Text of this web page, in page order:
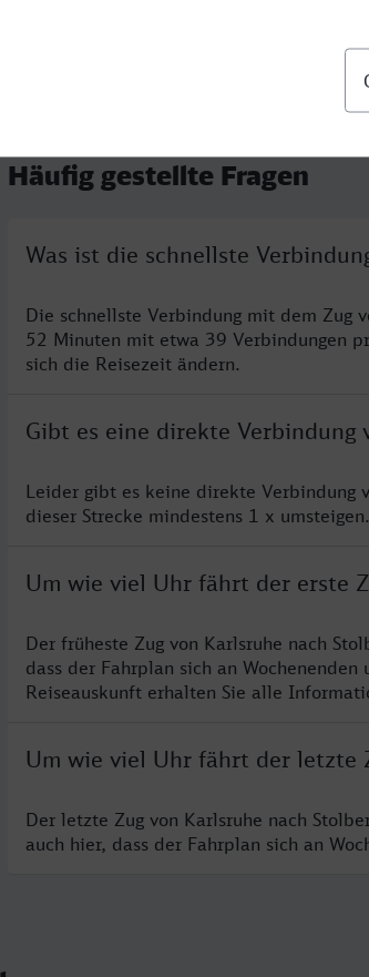
08-05 12:20
Häufig gestellte Fragen
Was ist die schnellste
Die schnellste Verbindung mit dem Zug
52 Minuten mit etwa 39 Verbindungen
sich die Reisezeit ändern.
Gibt es eine direkte Verbindung
Leider gibt es keine direkte Verbindung
dieser Strecke mindestens 1 x umsteigen.
Um wie viel Uhr fährt der erste
Der früheste Zug von Karlsruhe nach
dass der Fahrplan sich an
Reiseauskunft erhalten Sie alle
Um wie viel Uhr fährt der letzte
Der letzte Zug von Karlsruhe nach
auch hier, dass der Fahrplan sich an